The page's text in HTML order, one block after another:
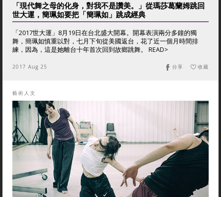
「現代舞之母的化身，對我不是讚美。」從瑪莎葛蘭姆跳回
世大運，簡珮如要把「簡珮如」跳成經典
「2017世大運」8月19日在台北盛大開幕。開幕表演兩分多鐘的獨
舞，簡珮如慎重以對，七月下旬從美國返台，花了近一個月時間排
練，因為，這是她離台十年首次回到故鄉跳舞。 READ>
2017 Aug 25 收藏
分享
藝術人文